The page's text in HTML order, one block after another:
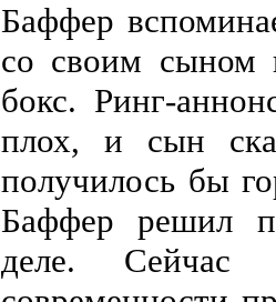
Баффер
со своим сыном
бокс. Ринг-
плох, и сын
получилось бы
Баффер решил
деле. Сейчас